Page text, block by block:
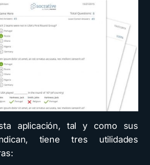
aplicación, tal y como sus
tiene tres utilidades